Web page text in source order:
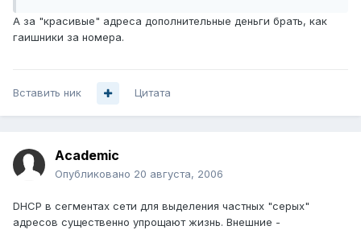
А за "красивые" адреса дополнительные деньги брать, как
гаишники за номера.
Вставить ник Цитата
Academic
Опубликовано 20 августа, 2006
DHCP в сегментах сети для выделения частных "серых"
адресов существенно упрощают жизнь. Внешние -